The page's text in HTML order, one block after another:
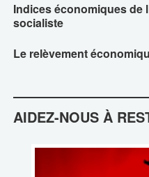
Indices économiques de
socialiste
Le relèvement
AIDEZ-NOUS À